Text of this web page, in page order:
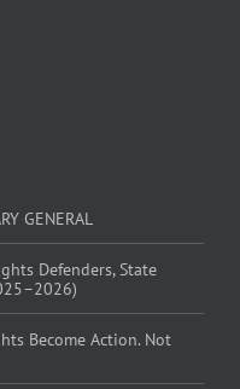
GENERAL
Defenders, State
Become Action. Not